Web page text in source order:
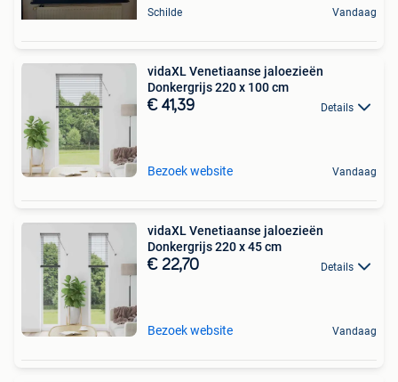
Schilde Vandaag
vidaXL Venetiaanse jaloezieën
Donkergrijs 220 x 100 cm
€ 41,39 Details
Bezoek website Vandaag
vidaXL Venetiaanse jaloezieën
Donkergrijs 220 x 45 cm
€ 22,70 Details
Bezoek website Vandaag